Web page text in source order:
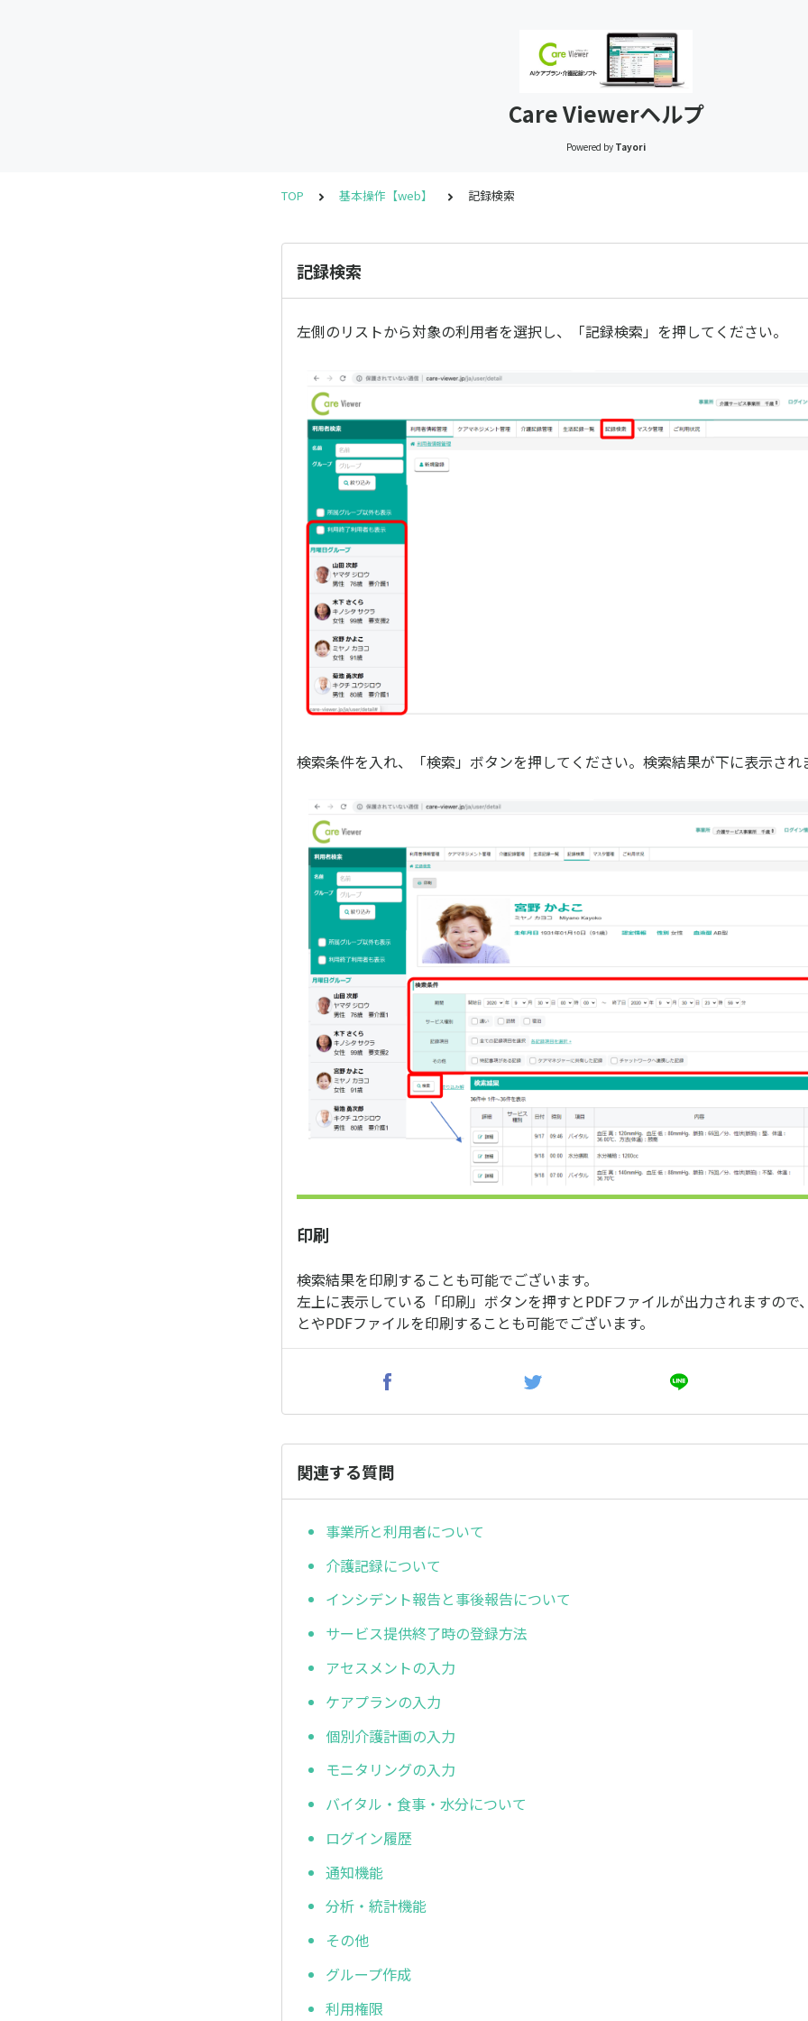
Care Viewerヘルプ
Powered by Tayori
TOP 基本操作【web】 記録検索
記録検索
左側のリストから対象の利用者を選択し、「記録検索」を押してください。
検索条件を入れ、「検索」ボタンを押してください。検索結果が下に表示され
印刷
検索結果を印刷することも可能でございます。
左上に表示している「印刷」ボタンを押すとPDFファイルが出力されますので
とやPDFファイルを印刷することも可能でございます。
関連する質問
事業所と利用者について
介護記録について
インシデント報告と事後報告について
サービス提供終了時の登録方法
アセスメントの入力
ケアプランの入力
個別介護計画の入力
モニタリングの入力
バイタル・食事・水分について
ログイン履歴
通知機能
分析・統計機能
その他
グループ作成
利用権限